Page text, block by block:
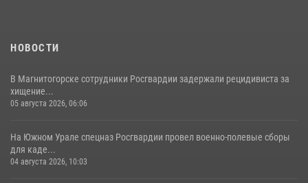
НОВОСТИ
В Магнитогорске сотрудники Росгвардии задержали рецидивиста за
хищение...
05 августа 2026, 06:06
На Южном Урале спецназ Росгвардии провел военно-полевые сборы
для каде...
04 августа 2026, 10:03